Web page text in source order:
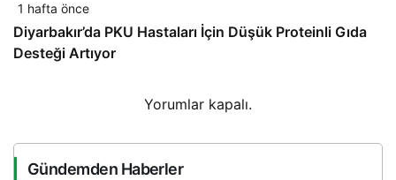
1 hafta önce
Diyarbakır’da PKU Hastaları İçin Düşük Proteinli Gıda
Desteği Artıyor
Yorumlar kapalı.
Gündemden Haberler